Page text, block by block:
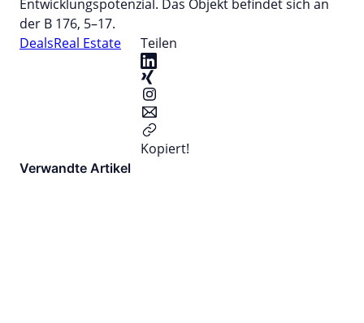
Entwicklungspotenzial. Das Objekt befindet sich an
der B 176, 5–17.
DealsReal Estate Teilen
Kopiert!
Verwandte Artikel